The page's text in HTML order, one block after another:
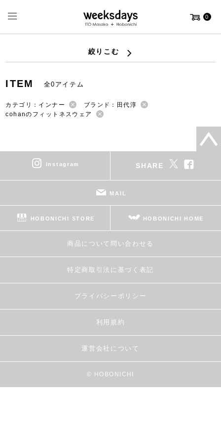
0
絞りこむ
ITEM 全0アイテム
カテゴリ：インナー
ブランド：田代淳
cohanのフィットネスウェア
instagram SHARE
MAIL
HOBONICHI STORE HOBONICHI HOME
商品について問い合わせる
特定商取引法に基づく表記
プライバシーポリシー
利用規約
運営会社について
© HOBONICHI